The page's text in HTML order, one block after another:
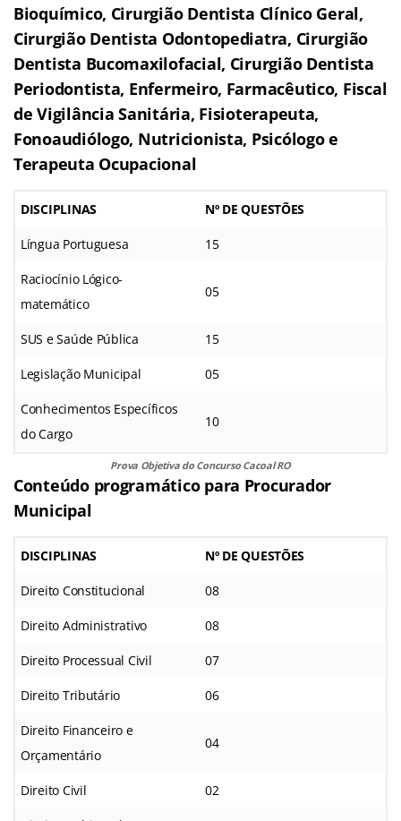
Bioquímico, Cirurgião Dentista Clínico Geral,
Cirurgião Dentista Odontopediatra, Cirurgião
Dentista Bucomaxilofacial, Cirurgião Dentista
Periodontista, Enfermeiro, Farmacêutico, Fiscal
de Vigilância Sanitária, Fisioterapeuta,
Fonoaudiólogo, Nutricionista, Psicólogo e
Terapeuta Ocupacional
DISCIPLINAS Nº DE QUESTÕES
Língua Portuguesa 15
Raciocínio Lógico-
matemático
05
SUS e Saúde Pública 15
Legislação Municipal 05
Conhecimentos Específicos
do Cargo
10
Prova Objetiva do Concurso Cacoal RO
Conteúdo programático para Procurador
Municipal
DISCIPLINAS Nº DE QUESTÕES
Direito Constitucional 08
Direito Administrativo 08
Direito Processual Civil 07
Direito Tributário 06
Direito Financeiro e
Orçamentário
04
Direito Civil 02